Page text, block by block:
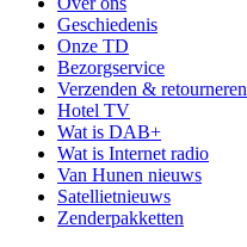
Geschiedenis
Onze TD
Bezorgservice
Verzenden & retourneren
Hotel TV
Wat is DAB+
Wat is Internet radio
Van Hunen nieuws
Satellietnieuws
Zenderpakketten